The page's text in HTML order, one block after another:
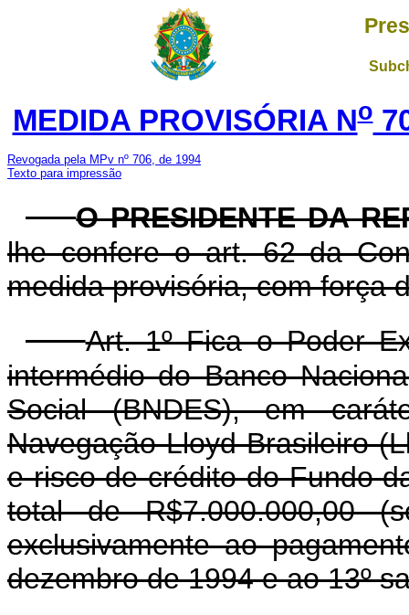
MEDIDA PROVISÓRIA No
Revogada pela MPv nº 706, de 1994
Texto para impressão
O PRESIDENTE DA
lhe confere o art. 62 da
medida provisória, com força
Art. 1º Fica o Poder
intermédio do Banco
Social (BNDES), em
Navegação Lloyd Brasileiro
e risco de crédito do Fundo
total de R$7.000.000,00
exclusivamente ao
dezembro de 1994 e ao 13º